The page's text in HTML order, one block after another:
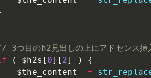
3つ目のh2見出しの上にアドセンス挿
( $h2s [ 0] [ 2] )
{
$the_content
=